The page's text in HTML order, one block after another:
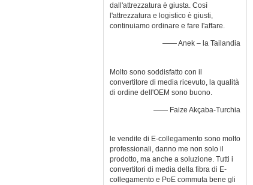
dall'attrezzatura è giusta. Così
l'attrezzatura e logistico è giusti,
continuiamo ordinare e fare l'affare.
—— Anek – la Tailandia
Molto sono soddisfatto con il
convertitore di media ricevuto, la qualità
di ordine dell'OEM sono buono.
—— Faize Akçaba-Turchia
le vendite di E-collegamento sono molto
professionali, danno me non solo il
prodotto, ma anche a soluzione. Tutti i
convertitori di media della fibra di E-
collegamento e PoE commuta bene gli